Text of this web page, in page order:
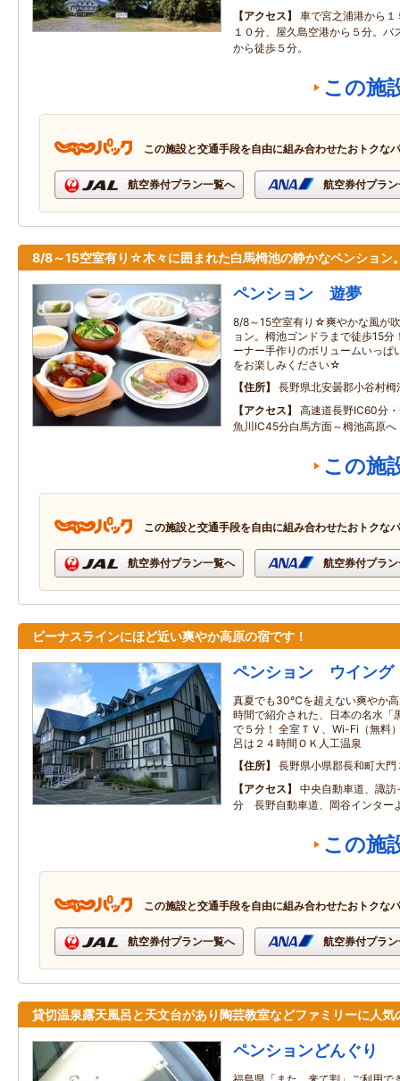
アクセス
車で宮之浦港から
１０分、屋久島空港から５分。バ
から徒歩５分。
この施
この施設と交通手段を自由に組み合わせたおトクな
航空券付プラン一覧へ 航空券付プラ
8/8～15空室有り☆木々に囲まれた白馬栂池の静かなペンション
ペンション 遊夢
8/8～15空室有り☆爽やかな風が
ョン。栂池ゴンドラまで徒歩15
ーナー手作りのボリュームいっぱ
をお楽しみください☆
住所
長野県北安曇郡小谷村栂
アクセス
高速道長野IC60分
魚川IC45分白馬方面～栂池高原へ
この施
この施設と交通手段を自由に組み合わせたおトクな
航空券付プラン一覧へ 航空券付プラ
ビーナスラインにほど近い爽やか高原の宿です！
ペンション ウイング
真夏でも30℃を超えない爽やか
時間で紹介された、日本の名水「
で５分！ 全室ＴＶ、Wi-Fi（無料
呂は２４時間ＯＫ人工温泉
住所
長野県小県郡長和町大門
アクセス
中央自動車道、諏
分 長野自動車道、岡谷インター
この施
この施設と交通手段を自由に組み合わせたおトクな
航空券付プラン一覧へ 航空券付プラ
貸切温泉露天風呂と天文台があり陶芸教室などファミリーに人気
ペンションどんぐり